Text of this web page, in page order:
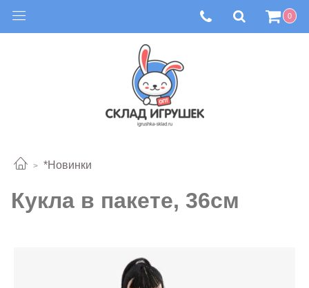
0
*Новинки
Кукла в пакете, 36см